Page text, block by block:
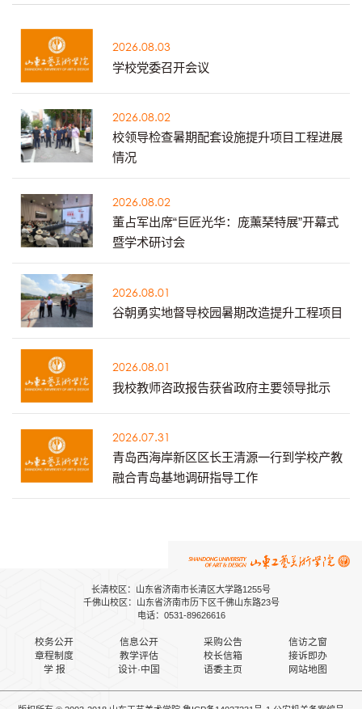
2026.08.03
学校党委召开会议
2026.08.02
校领导检查暑期配套设施提升项目工程进展
情况
2026.08.02
董占军出席“巨匠光华：庞薰琹特展”开幕式
暨学术研讨会
2026.08.01
谷朝勇实地督导校园暑期改造提升工程项目
2026.08.01
我校教师咨政报告获省政府主要领导批示
2026.07.31
青岛西海岸新区区长王清源一行到学校产教
融合青岛基地调研指导工作
长清校区：山东省济南市长清区大学路1255号
千佛山校区：山东省济南市历下区千佛山东路23号
电话：0531-89626616
校务公开 信息公开 采购公告
信访之窗
章程制度
教学评估 校长信箱
接诉即办
学 报
设计·中国 语委主页 网站地图